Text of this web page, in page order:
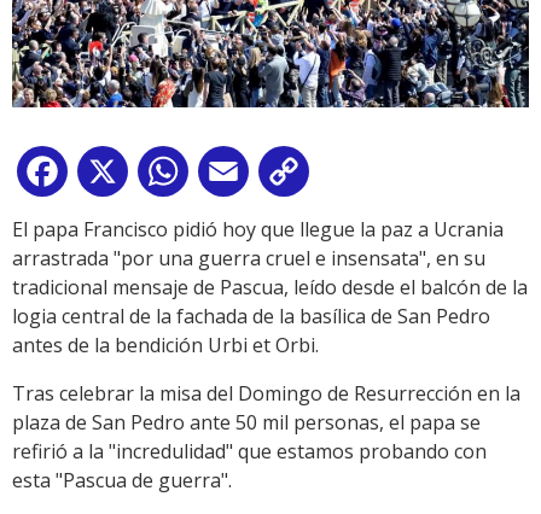
Facebook
X WhatsApp
Email
Link
El papa Francisco pidió hoy que llegue la paz a Ucrania
arrastrada "por una guerra cruel e insensata", en su
tradicional mensaje de Pascua, leído desde el balcón de la
logia central de la fachada de la basílica de San Pedro
antes de la bendición Urbi et Orbi.
Tras celebrar la misa del Domingo de Resurrección en la
plaza de San Pedro ante 50 mil personas, el papa se
refirió a la "incredulidad" que estamos probando con
esta "Pascua de guerra".